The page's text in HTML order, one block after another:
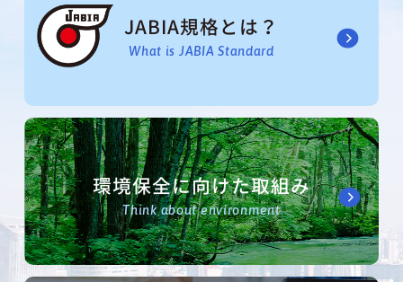
JABIA規格とは？
What is JABIA Standard
環境保全に向けた取組み
Think about environment